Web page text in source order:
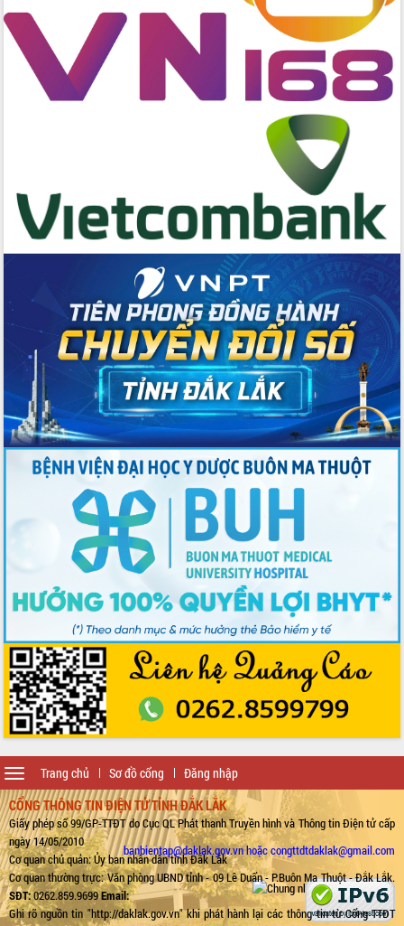
Trang chủ Sơ đồ cổng Đăng nhập
Toggle
navigation
CỔNG THÔNG TIN ĐIỆN TỬ TỈNH ĐẮK LẮK
Giấy phép số 99/GP-TTĐT do Cục QL Phát thanh Truyền hình và Thông tin Điện tử cấp
ngày 14/05/2010
Cơ quan chủ quản: Ủy ban nhân dân tỉnh Đắk Lắk
Cơ quan thường trực: Văn phòng UBND tỉnh - 09 Lê Duẩn - P.Buôn Ma Thuột - Đắk Lắk.
SĐT:0262.859.9699Email:
banbientap@daklak.gov.vn hoặc congttdtdaklak@gmail.com
Ghi rõ nguồn tin "http://daklak.gov.vn" khi phát hành lại các thông tin từ Cổng TTĐT